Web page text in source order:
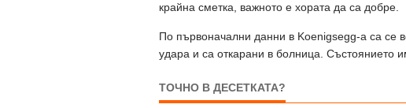
крайна сметка, важното е хората да са добре.
По първоначални данни в Koenigsegg-а са се
удара и са откарани в болница. Състоянието
ТОЧНО В ДЕСЕТКАТА?